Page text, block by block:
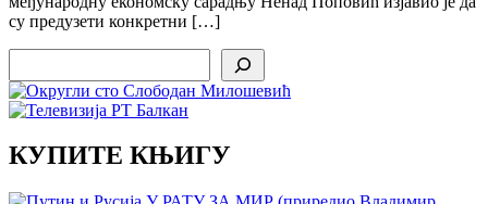
су предузети конкретни […]
КУПИТЕ КЊИГУ